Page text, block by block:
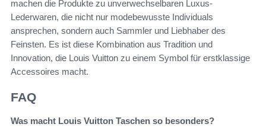
machen die Produkte zu unverwechselbaren Luxus-
Lederwaren, die nicht nur modebewusste Individuals
ansprechen, sondern auch Sammler und Liebhaber des
Feinsten. Es ist diese Kombination aus Tradition und
Innovation, die Louis Vuitton zu einem Symbol für erstklassige
Accessoires macht.
FAQ
Was macht Louis Vuitton Taschen so besonders?